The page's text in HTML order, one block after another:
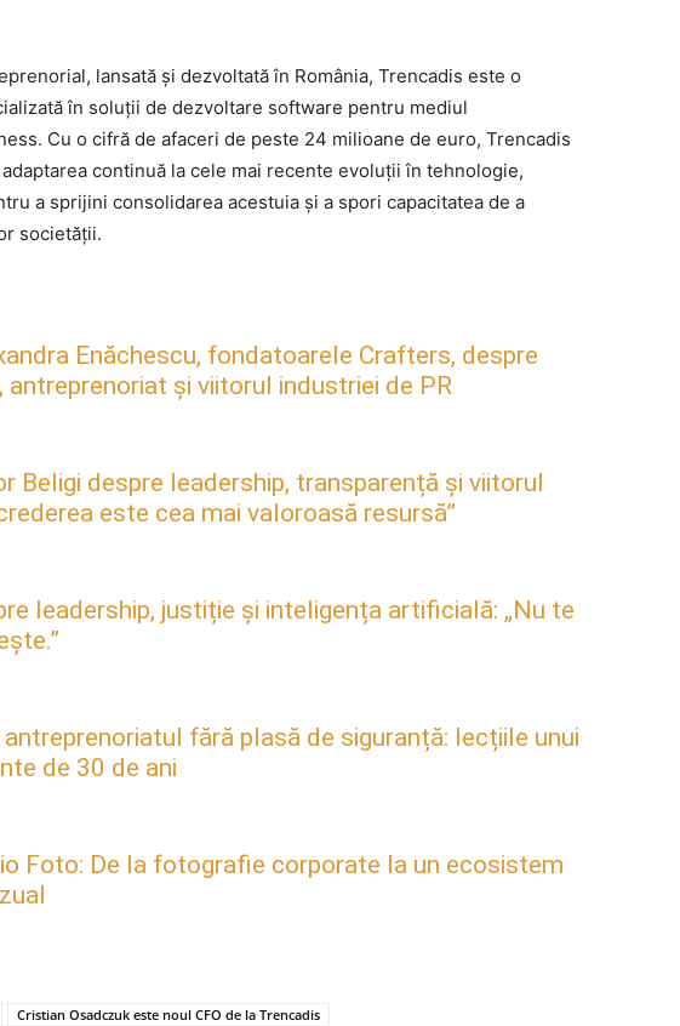
lansată și dezvoltată în România, Trencadis este o
în soluții de dezvoltare software pentru mediul
Cu o cifră de afaceri de peste 24 milioane de euro, Trencadis
continuă la cele mai recente evoluții în tehnologie,
a sprijini consolidarea acestuia și a spori capacitatea de a
societății.
Enăchescu, fondatoarele Crafters, despre
și viitorul industriei de PR
Beligi despre leadership, transparență și viitorul
este cea mai valoroasă resursă”
leadership, justiție și inteligența artificială: „Nu te
fără plasă de siguranță: lecțiile unui
de 30 de ani
Foto: De la fotografie corporate la un ecosistem
Cristian Osadczuk este noul CFO de la Trencadis